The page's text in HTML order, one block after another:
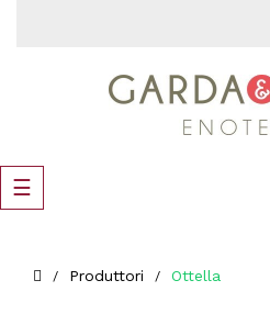
navigazione
Toggle
☰
Produttori Ottella